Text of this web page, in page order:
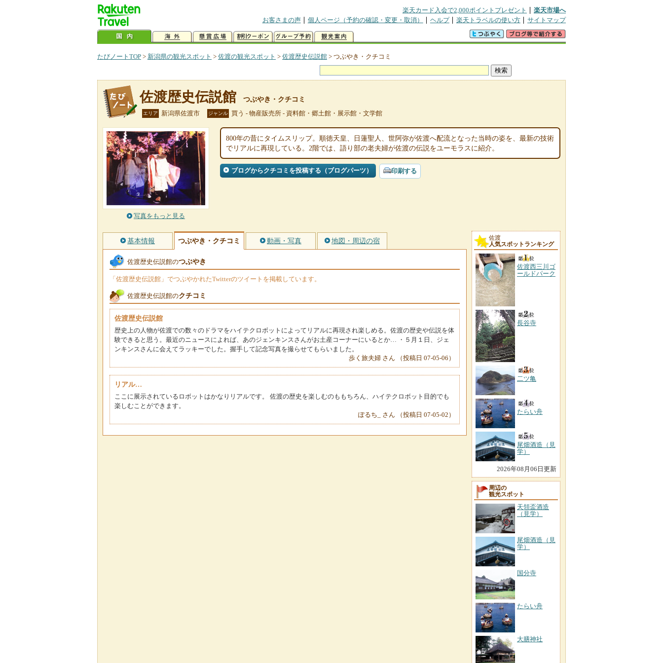
楽天カード入会で2,000ポイントプレゼント
楽天市場へ
お客さまの声
個人ページ（予約の確認・変更・取消） ヘルプ 楽天トラベルの使い方 サイトマップ
たびノートTOP > 新潟県の観光スポット > 佐渡の観光スポット > 佐渡歴史伝説館 > つぶやき・クチコミ
佐渡歴史伝説館 つぶやき・クチコミ
エリア 新潟県佐渡市 ジャンル 買う - 物産販売所 - 資料館・郷土館・展示館・文学館
写真をもっと見る
800年の昔にタイムスリップ。順徳天皇、日蓮聖人、世阿弥が佐渡へ配流となった当時の姿を、最新の技術
でリアルに再現している。2階では、語り部の老夫婦が佐渡の伝説をユーモラスに紹介。
ブログからクチコミを投稿する（ブログパーツ） 印刷する
基本情報 つぶやき・クチコミ 動画・写真 地図・周辺の宿
佐渡歴史伝説館のつぶやき
「佐渡歴史伝説館」でつぶやかれたTwitterのツイートを掲載しています。
佐渡歴史伝説館のクチコミ
佐渡歴史伝説館
歴史上の人物が佐渡での数々のドラマをハイテクロボットによってリアルに再現され楽しめる。佐渡の歴史や伝説を体
験できると思う。最近のニュースによれば、あのジェンキンスさんがお土産コーナーにいるとか… ・５月１日、ジェ
ンキンスさんに会えてラッキーでした。握手して記念写真を撮らせてもらいました。
歩く旅夫婦 さん （投稿日 07-05-06）
リアル…
ここに展示されているロボットはかなりリアルです。 佐渡の歴史を楽しむのももちろん、ハイテクロボット目的でも
楽しむことができます。
ぽるち_ さん （投稿日 07-05-02）
佐渡
人気スポットランキング
佐渡西三川ゴ
ールドパーク
長谷寺
二ツ亀
たらい舟
尾畑酒造（見
学）
2026年08月06日更新
周辺の
観光スポット
天領盃酒造
（見学）
尾畑酒造（見
学）
国分寺
たらい舟
大膳神社